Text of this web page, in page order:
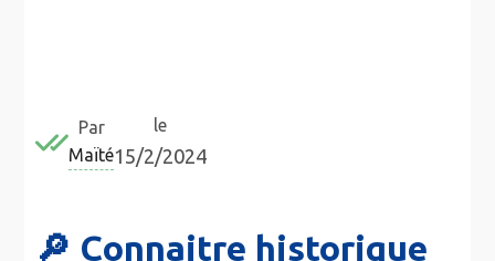
Par
Maïté
le
15/2/2024
🔎 Connaitre historique